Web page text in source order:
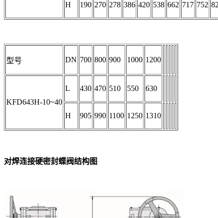
H 190 270 278 386 420 538 662 717 752
型号 DN 700 800 900 1000 1200
KFD643H-10~40
L 430 470 510 550 630
H 905 990 1100 1250 1310
对焊连接硬密封蝶阀结构图